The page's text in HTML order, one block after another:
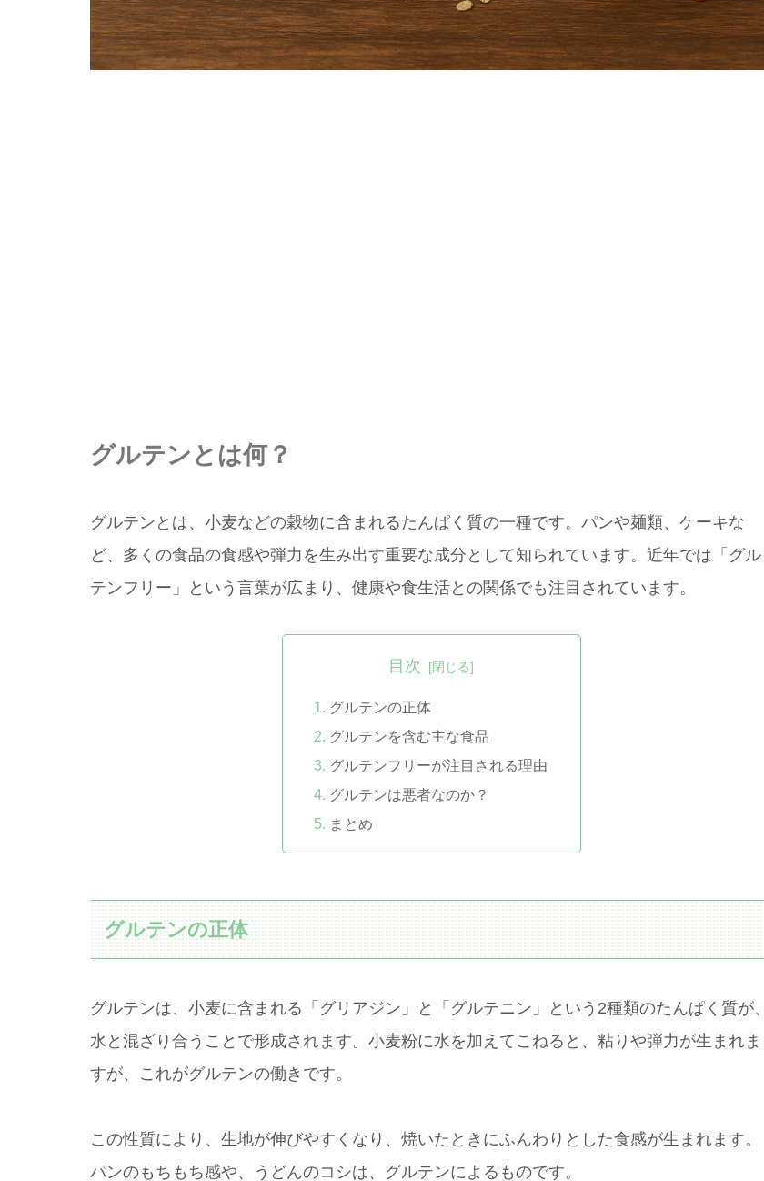
グルテンとは何？
グルテンとは、小麦などの穀物に含まれるたんぱく質の一種です。パンや麺類、ケーキな
ど、多くの食品の食感や弾力を生み出す重要な成分として知られています。近年では「グル
テンフリー」という言葉が広まり、健康や食生活との関係でも注目されています。
目次
グルテンの正体
グルテンを含む主な食品
グルテンフリーが注目される理由
グルテンは悪者なのか？
まとめ
グルテンの正体
グルテンは、小麦に含まれる「グリアジン」と「グルテニン」という2種類のたんぱく質が、
水と混ざり合うことで形成されます。小麦粉に水を加えてこねると、粘りや弾力が生まれま
すが、これがグルテンの働きです。
この性質により、生地が伸びやすくなり、焼いたときにふんわりとした食感が生まれます。
パンのもちもち感や、うどんのコシは、グルテンによるものです。